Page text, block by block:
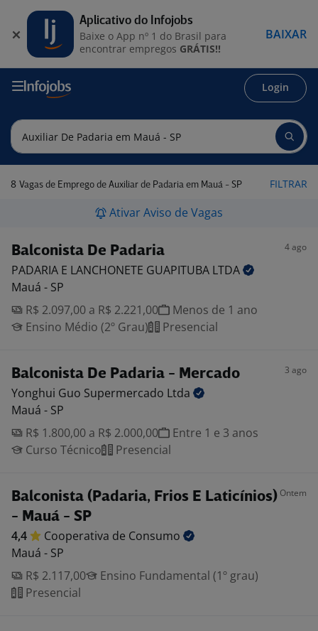
Login
8 Vagas de Emprego de Auxiliar de Padaria em Mauá - SP FILTRAR
Ativar Aviso de Vagas
Balconista De Padaria 4 ago
PADARIA E LANCHONETE GUAPITUBA LTDA
Mauá - SP
R$ 2.097,00 a R$ 2.221,00
Menos de 1 ano
Ensino Médio (2º Grau)
Presencial
Balconista De Padaria - Mercado 3 ago
Yonghui Guo Supermercado Ltda
Mauá - SP
R$ 1.800,00 a R$ 2.000,00
Entre 1 e 3 anos
Curso Técnico
Presencial
Balconista (Padaria, Frios E Laticínios)
- Mauá - SP
Ontem
4,4 Cooperativa de Consumo
Mauá - SP
R$ 2.117,00
Ensino Fundamental (1º grau)
Presencial
Aplicativo do Infojobs
Baixe o App nº 1 do Brasil para
encontrar empregos GRÁTIS!!
BAIXAR